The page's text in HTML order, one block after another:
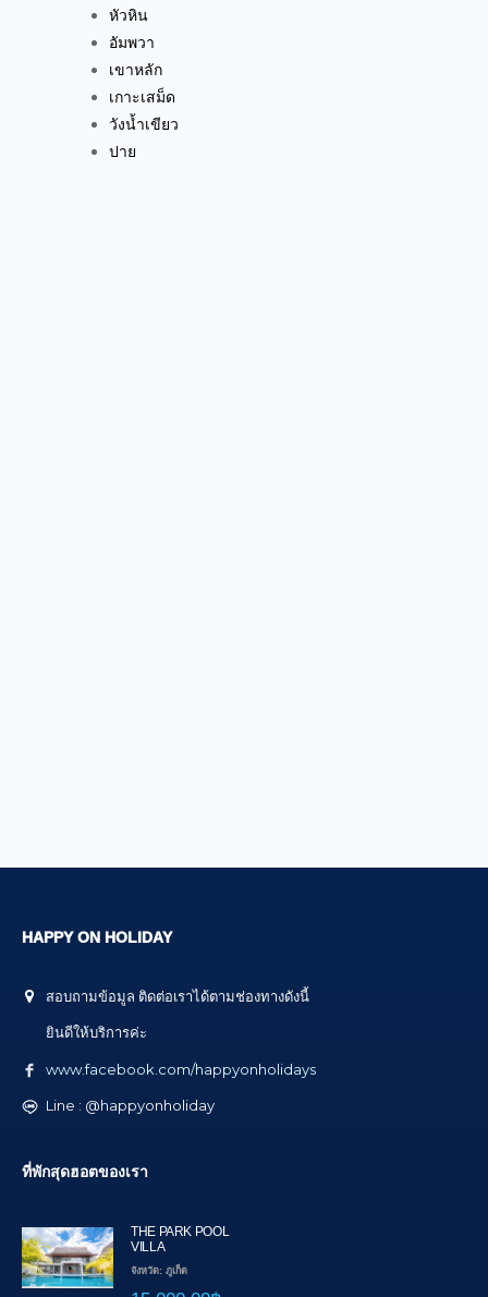
หัวหิน
อัมพวา
เขาหลัก
เกาะเสม็ด
วังน้ำเขียว
ปาย
HAPPY ON HOLIDAY
สอบถามข้อมูล ติดต่อเราได้ตามช่องทางดังนี้
ยินดีให้บริการค่ะ
www.facebook.com/happyonholidays
Line : @happyonholiday
ที่พักสุดฮอตของเรา
THE PARK POOL
VILLA
จังหวัด: ภูเก็ต